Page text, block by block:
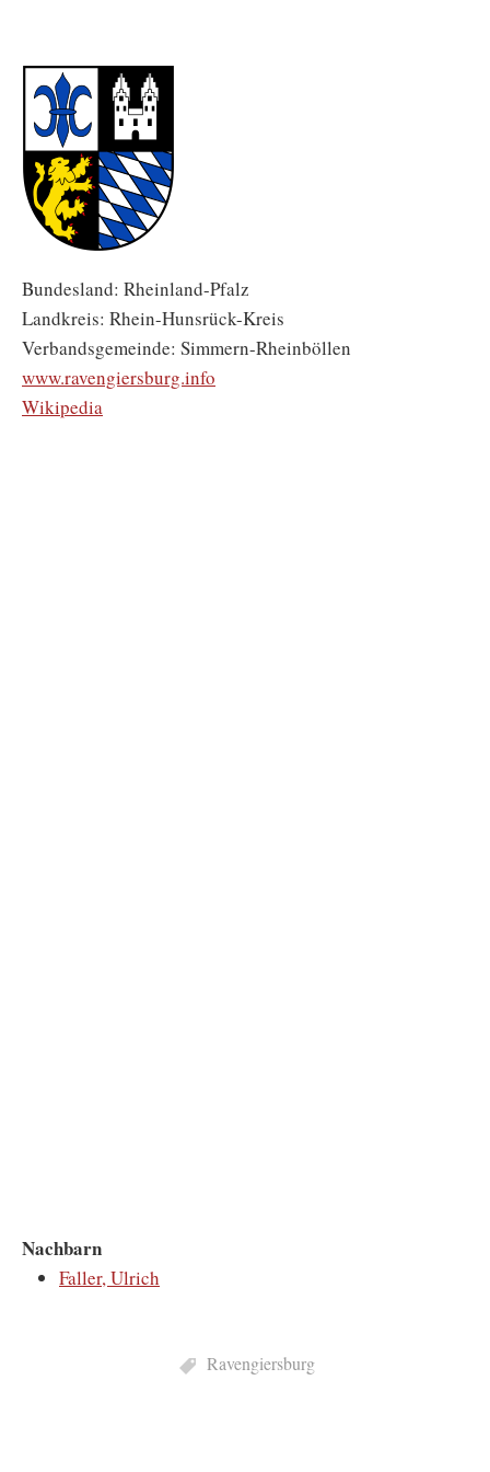
Bundesland: Rheinland-Pfalz
Landkreis: Rhein-Hunsrück-Kreis
Verbandsgemeinde: Simmern-Rheinböllen
www.ravengiersburg.info
Wikipedia
Nachbarn
Faller, Ulrich
Ravengiersburg